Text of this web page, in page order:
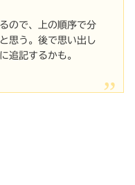
ので、上の順序で分
思う。後で思い出し
追記するかも。